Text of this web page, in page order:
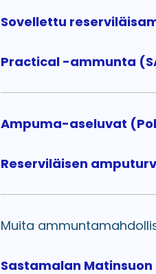
Sovellettu
Practical -ammunta
Ampuma-aseluvat
Reserviläisen
Muita
Sastamalan